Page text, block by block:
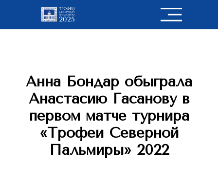
Анна Бондар обыграла
Анастасию Гасанову в
первом матче турнира
«Трофеи Северной
Пальмиры» 2022